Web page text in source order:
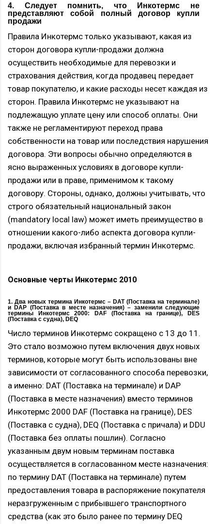
4. Следует помнить, что Инкотермс не
представляют собой полный договор купли
продажи
Правила Инкотермс только указывают, какая из
сторон договора купли-продажи должна
осуществить необходимые для перевозки и
страхования действия, когда продавец передает
товар покупателю, и какие расходы несет каждая из
сторон. Правила Инкотермс не указывают на
подлежащую уплате цену или способ оплаты. Они
также не регламентируют переход права
собственности на товар или последствия нарушения
договора. Эти вопросы обычно определяются в
ясно выраженных условиях в договоре купли-
продажи или в праве, применимом к такому
договору. Стороны, однако, должны учитывать, что
строго обязательный национальный закон
(mandatory local law) может иметь преимущество в
отношении какого-либо аспекта договора купли-
продажи, включая избранный термин Инкотермс.
Основные черты Инкотермс 2010
1. Два новых термина Инкотермс – DAT (Поставка на терминале)
и DAP (Поставка в месте назначения) – заменили следующие
термины Инкотермс 2000: DAF (Поставка на границе), DES
(Поставка с судна), DEQ
Число терминов Инкотермс сокращено с 13 до 11.
Это стало возможно путем включения двух новых
терминов, которые могут быть использованы вне
зависимости от согласованного способа перевозки,
а именно: DAT (Поставка на терминале) и DAP
(Поставка в месте назначения) вместо терминов
Инкотермс 2000 DAF (Поставка на границе), DES
(Поставка с судна), DEQ (Поставка с причала) и DDU
(Поставка без оплаты пошлин). Согласно
указанным двум новым терминам поставка
осуществляется в согласованном месте назначения:
по термину DAT (Поставка на терминале) путем
предоставления товара в распоряжение покупателя
неразгруженным с прибывшего транспортного
средства (как это было ранее по термину DEQ